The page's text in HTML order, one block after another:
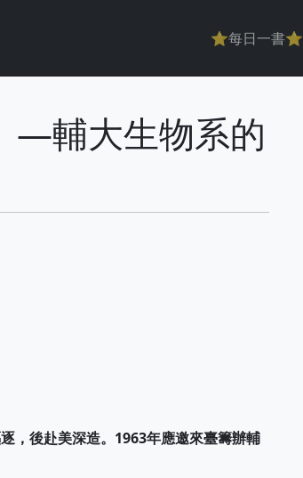
主導覽
⭐每日一書⭐
—輔大生物系的
，後赴美深造。1963年應邀來臺籌辦輔